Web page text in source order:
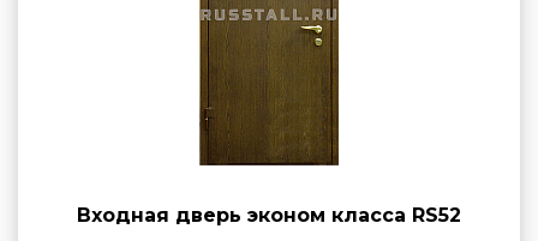
Входная дверь эконом класса RS52